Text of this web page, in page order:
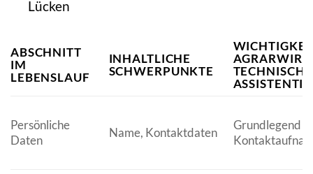
Lücken
ABSCHNITT
IM
LEBENSLAUF
INHALTLICHE
SCHWERPUNKTE
TECHNISCHE
ASSISTENTIN
Persönliche
Daten
Name, Kontaktdaten
Grundlegend